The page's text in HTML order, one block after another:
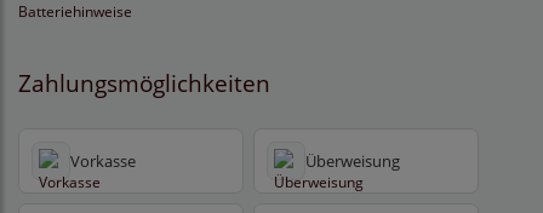
Batteriehinweise
Zahlungsmöglichkeiten
Vorkasse Überweisung